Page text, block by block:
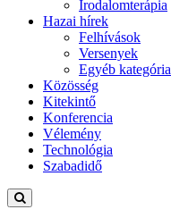
Irodalomterápia
Hazai hírek
Felhívások
Versenyek
Egyéb kategória
Közösség
Kitekintő
Konferencia
Vélemény
Technológia
Szabadidő